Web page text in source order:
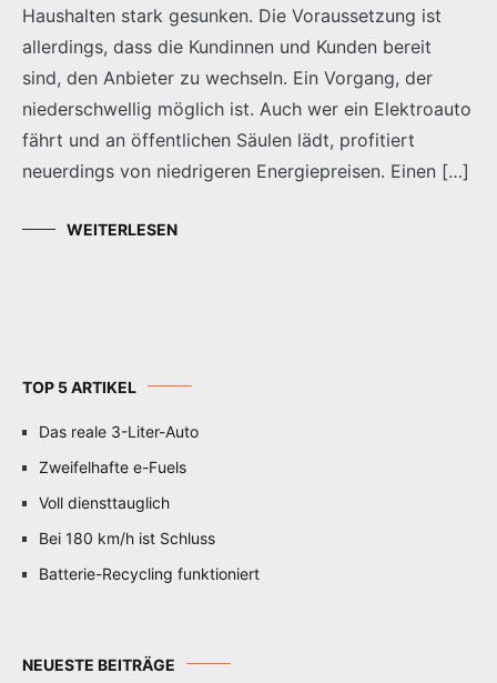
Haushalten stark gesunken. Die Voraussetzung ist
allerdings, dass die Kundinnen und Kunden bereit
sind, den Anbieter zu wechseln. Ein Vorgang, der
niederschwellig möglich ist. Auch wer ein Elektroauto
fährt und an öffentlichen Säulen lädt, profitiert
neuerdings von niedrigeren Energiepreisen. Einen […]
WEITERLESEN
TOP 5 ARTIKEL
Das reale 3-Liter-Auto
Zweifelhafte e-Fuels
Voll diensttauglich
Bei 180 km/h ist Schluss
Batterie-Recycling funktioniert
NEUESTE BEITRÄGE